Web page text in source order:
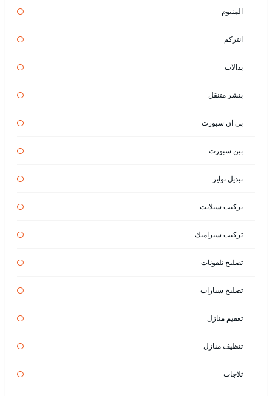
المنيوم
انتركم
بدالات
بنشر متنقل
بي ان سبورت
بين سبورت
تبديل تواير
تركيب ستلايت
تركيب سيراميك
تصليح تلفونات
تصليح سيارات
تعقيم منازل
تنظيف منازل
ثلاجات